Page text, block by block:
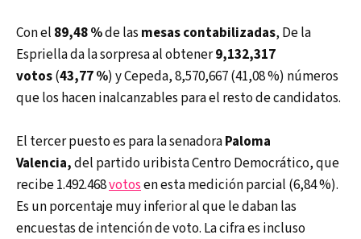
Con el 89,48 %de las mesas contabilizadas, De la
Espriella da la sorpresa al obtener9,132,317
votos(43,77 %) y Cepeda, 8,570,667 (41,08 %) números
que los hacen inalcanzables para el resto de candidatos.
El tercer puesto es para la senadoraPaloma
Valencia,del partido uribista Centro Democrático, que
recibe 1.492.468votosen esta medición parcial (6,84 %).
Es un porcentaje muy inferior al que le daban las
encuestas de intención de voto. La cifra es incluso